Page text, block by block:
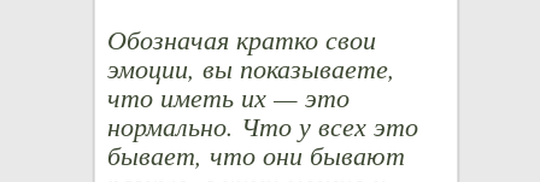
Обозначая кратко свои
эмоции, вы показываете,
что иметь их — это
нормально. Что у всех это
бывает, что они бывают